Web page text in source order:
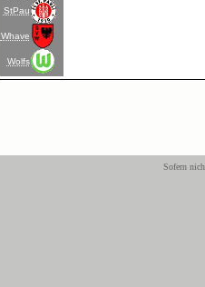
StPau
Whave
Wolfs
Sofern